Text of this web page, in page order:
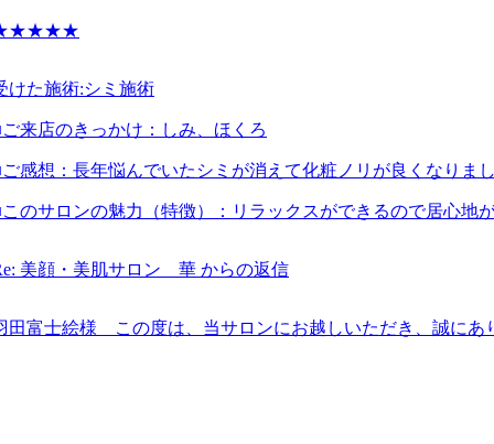
けた施術:シミ施術
来店のきっかけ： しみ、ほくろ
感想： 長年悩んでいたシミが消えて化粧ノリが良くなりま
のサロンの魅力（特徴）： リラックスができるので居心地
美顔・美肌サロン 華 からの返信
田富士絵様 この度は、当サロンにお越しいただき、誠にあ